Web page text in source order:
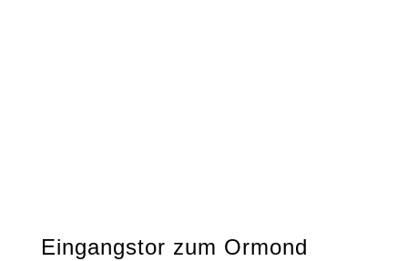
Eingangstor zum Ormond